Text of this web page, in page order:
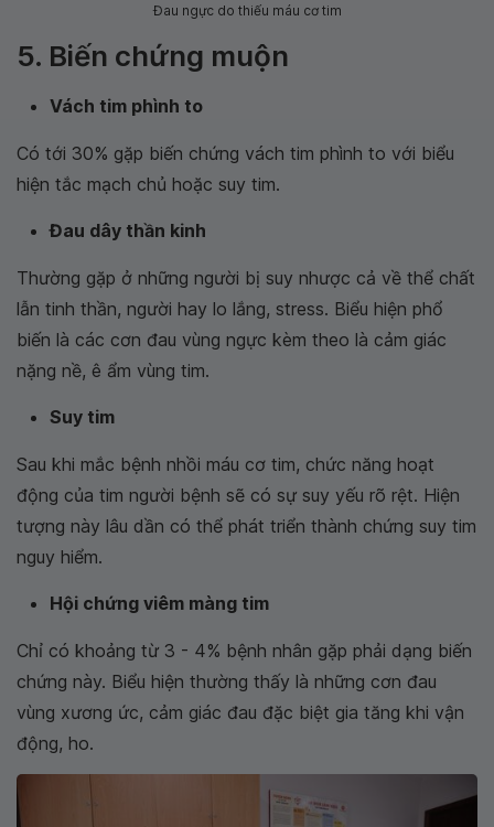
Đau ngực do thiếu máu cơ tim
5. Biến chứng muộn
Vách tim phình to
Có tới 30% gặp biến chứng vách tim phình to với biểu
hiện tắc mạch chủ hoặc suy tim.
Đau dây thần kinh
Thường gặp ở những người bị suy nhược cả về thể chất
lẫn tinh thần, người hay lo lắng, stress. Biểu hiện phổ
biến là các cơn đau vùng ngực kèm theo là cảm giác
nặng nề, ê ẩm vùng tim.
Suy tim
Sau khi mắc bệnh nhồi máu cơ tim, chức năng hoạt
động của tim người bệnh sẽ có sự suy yếu rõ rệt. Hiện
tượng này lâu dần có thể phát triển thành chứng suy tim
nguy hiểm.
Hội chứng viêm màng tim
Chỉ có khoảng từ 3 - 4% bệnh nhân gặp phải dạng biến
chứng này. Biểu hiện thường thấy là những cơn đau
vùng xương ức, cảm giác đau đặc biệt gia tăng khi vận
động, ho.